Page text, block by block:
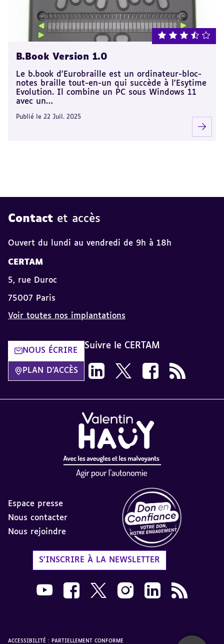
note : 3.5 sur 5
B.Book Version 1.0
Le b.book d'Eurobraille est un ordinateur-bloc-
notes braille tout-en-un qui succède à l'Esytime
Evolution. Il combine un PC sous Windows 11
avec un…
Publié le 22 Juil. 2025
Contact et accès
Ouvert du lundi au vendredi de 9h à 18h
CERTAM
5, rue Duroc
75007 Paris
Voir toutes nos implantations
NOUS ÉCRIRE
PLAN D'ACCÈS
Suivre le CERTAM
Suivez-nous sur LinkedIn
Suivez-nous sur X
Suivez-nous sur
Flux RSS
Espace presse
Nous contacter
Nous rejoindre
S'INSCRIRE À LA NEWSLETTER
Nous suivre sur Youtube AVH dans une
Nous suivre sur Facebook AVH dans
Nous suivre sur X AVH dans une
Nous suivre sur Instagram
Nous suivre sur
Flux RSS
ACCESSIBILITÉ : PARTIELLEMENT CONFORME